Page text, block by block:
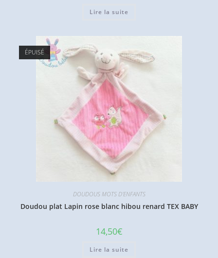
Lire la suite
ÉPUISÉ
DOUDOUS MOTS D'ENFANTS
Doudou plat Lapin rose blanc hibou renard TEX BABY
14,50€
Lire la suite